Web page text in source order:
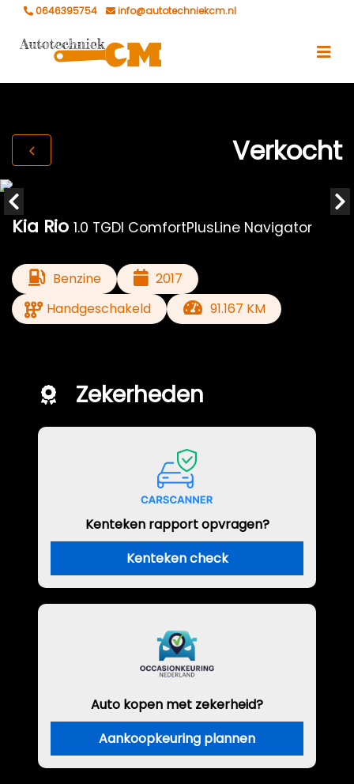
0646395754 info@autotechniekcm.nl
Verkocht
Kia Rio 1.0 TGDI ComfortPlusLine Navigator
Benzine
2017
Handgeschakeld
91.167 KM
Zekerheden
Kenteken rapport opvragen?
Kenteken check
Auto kopen met zekerheid?
Aankoopkeuring plannen